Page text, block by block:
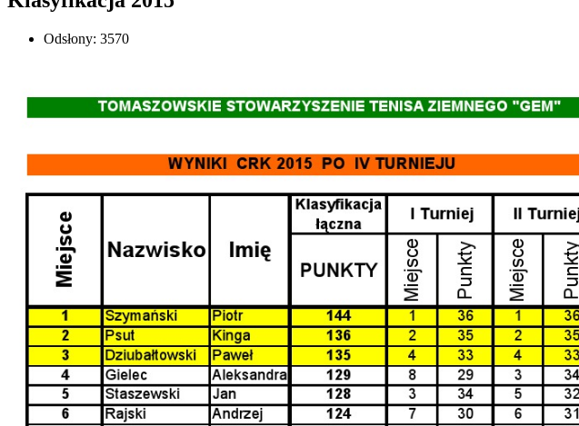
Odsłony: 3570